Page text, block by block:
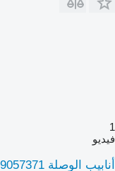
1
فيديو
أنابيب الوصلة Claas 0009057371 لـ حصادة الذرة